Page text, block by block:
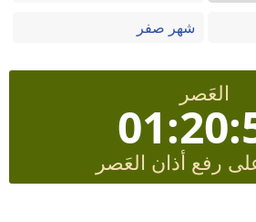
شهر صفر
العَصر
رفع أذان العَصر